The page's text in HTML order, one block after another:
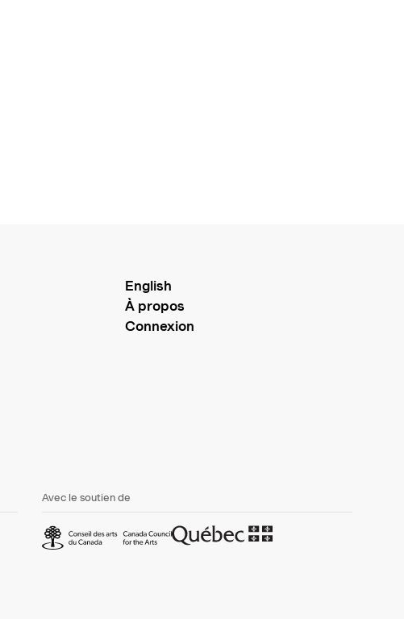
English
À propos
Connexion
Avec le soutien de